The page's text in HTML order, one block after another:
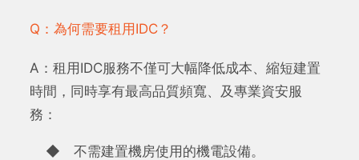
Q：為何需要租用IDC？
A：租用IDC服務不僅可大幅降低成本、縮短建置
時間，同時享有最高品質頻寬、及專業資安服
務：
◆ 不需建置機房使用的機電設備。